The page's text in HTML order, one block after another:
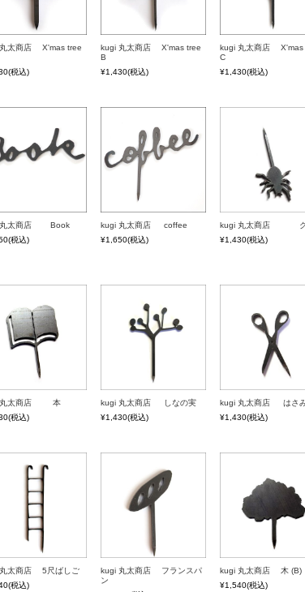
太商店 X'mas tree
(税込)
kugi 丸太商店 X'mas tree
B
¥1,430(税込)
kugi 丸太商店 X'mas
C
¥1,430(税込)
丸太商店 Book
(税込)
kugi 丸太商店 coffee
¥1,650(税込)
kugi 丸太商店
¥1,430(税込)
丸太商店 本
(税込)
kugi 丸太商店 しなの実
¥1,430(税込)
kugi 丸太商店 はさ
¥1,430(税込)
太商店 5尺ばしご
(税込)
kugi 丸太商店 フランスパ
ン
kugi 丸太商店 木 (B)
¥1,540(税込)